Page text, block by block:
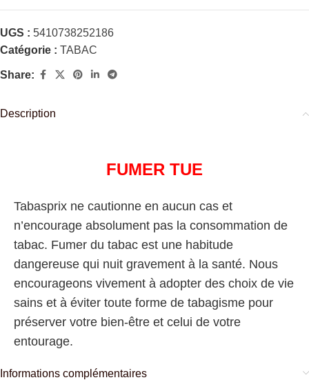
UGS : 5410738252186
Catégorie : TABAC
Share:
Description
FUMER TUE
Tabasprix ne cautionne en aucun cas et
n’encourage absolument pas la consommation de
tabac. Fumer du tabac est une habitude
dangereuse qui nuit gravement à la santé. Nous
encourageons vivement à adopter des choix de vie
sains et à éviter toute forme de tabagisme pour
préserver votre bien-être et celui de votre
entourage.
Informations complémentaires